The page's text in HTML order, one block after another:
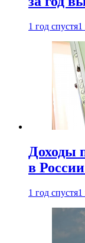
1 год спустя1
Доходы
в
1 год спустя1